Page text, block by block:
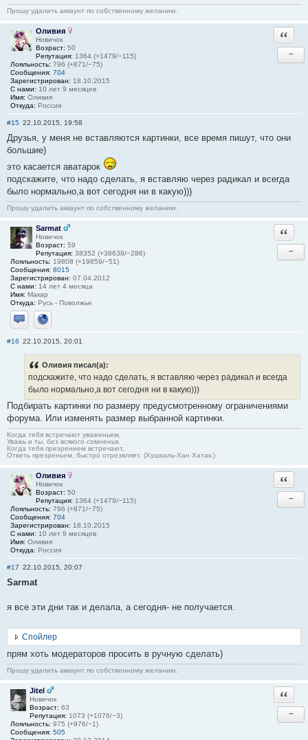
Прошу удалить аккаунт по собственному желанию.
Оливия
Новичок
Возраст: 50
Репутация: 1364 (+1479/−115)
Лояльность: 796 (+871/−75)
Сообщения: 704
Зарегистрирован: 18.10.2015
С нами: 10 лет 9 месяцев
Имя: Оливия
Откуда: Россия
−
#15 22.10.2015, 19:58
Друзья, у меня не вставляются картинки, все время пишут, что они
большие)
это касается аватарок
подскажите, что надо сделать, я вставляю через радикал и всегда
было нормально,а вот сегодня ни в какую)))
Прошу удалить аккаунт по собственному желанию.
Sarmat
Новичок
Возраст: 59
Репутация: 38352 (+38638/−286)
Лояльность: 19808 (+19859/−51)
Сообщения: 8015
Зарегистрирован: 07.04.2012
С нами: 14 лет 4 месяца
Имя: Макар
Откуда: Русь - Поволжье
Отправить личное сообщение
Сайт
−
#16 22.10.2015, 20:01
Оливия писал(а):
подскажите, что надо сделать, я вставляю через радикал и всегда
было нормально,а вот сегодня ни в какую)))
Подбирать картинки по размеру предусмотренному ограничениями
форума. Или изменять размер выбранной картинки.
Когда тебя встречают уваженьем,
Уважь и ты, без всякого сомненья.
Когда тебя презрением встречают,
Ответь презреньем, быстро отрезвляет. (Хушхаль-Хан Хатак.)
Оливия
Новичок
Возраст: 50
Репутация: 1364 (+1479/−115)
Лояльность: 796 (+871/−75)
Сообщения: 704
Зарегистрирован: 18.10.2015
С нами: 10 лет 9 месяцев
Имя: Оливия
Откуда: Россия
−
#17 22.10.2015, 20:07
Sarmat
я все эти дни так и делала, а сегодня- не получается.
Спойлер
прям хоть модераторов просить в ручную сделать)
Прошу удалить аккаунт по собственному желанию.
Jitel
Новичок
Возраст: 63
Репутация: 1073 (+1076/−3)
Лояльность: 975 (+976/−1)
Сообщения: 505
−